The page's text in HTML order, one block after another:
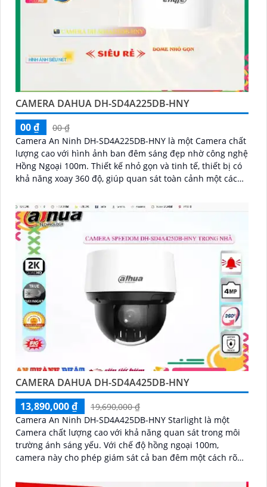
CAMERA DAHUA DH-SD4A225DB-HNY
00 ₫
00 ₫
Camera An Ninh DH-SD4A225DB-HNY là một Camera chất
lượng cao với hình ảnh ban đêm sáng đẹp nhờ công nghệ
Hồng Ngoại 100m. Thiết kế nhỏ gọn và tinh tế, thiết bị có
khả năng xoay 360 độ, giúp quan sát toàn cảnh một cách
CAMERA DAHUA DH-SD4A425DB-HNY
13,890,000 ₫
19,690,000 ₫
Camera An Ninh DH-SD4A425DB-HNY Starlight là một
Camera chất lượng cao với khả năng quan sát trong môi
trường ánh sáng yếu. Với chế độ hồng ngoại 100m,
camera này cho phép giám sát cả ban đêm một cách rõ